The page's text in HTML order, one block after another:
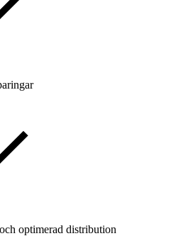
optimerad distribution